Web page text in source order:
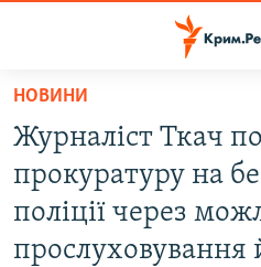
Перейти
основного
матеріалу
Перейти
до
основної
ВОДА.КРИМ
ВІДЕО ТА ФОТО
НОВИНИ
Журналіст Ткач
прокуратуру на
поліції через
прослуховування